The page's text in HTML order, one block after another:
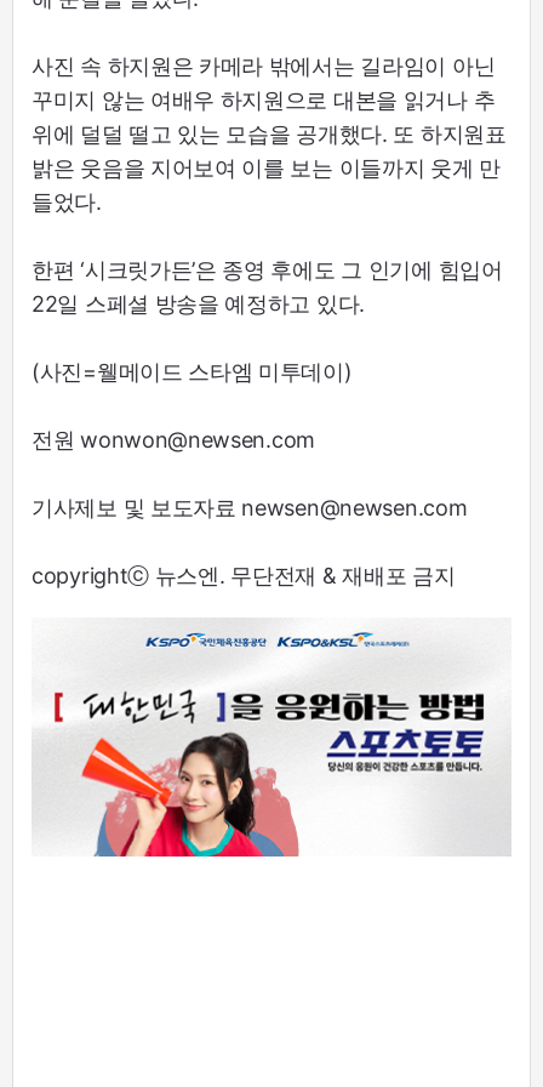
사진 속 하지원은 카메라 밖에서는 길라임이 아닌
꾸미지 않는 여배우 하지원으로 대본을 읽거나 추
위에 덜덜 떨고 있는 모습을 공개했다. 또 하지원표
밝은 웃음을 지어보여 이를 보는 이들까지 웃게 만
들었다.
한편 ‘시크릿가든’은 종영 후에도 그 인기에 힘입어
22일 스페셜 방송을 예정하고 있다.
(사진=웰메이드 스타엠 미투데이)
전원 wonwon@newsen.com
기사제보 및 보도자료 newsen@newsen.com
copyrightⓒ 뉴스엔. 무단전재 & 재배포 금지